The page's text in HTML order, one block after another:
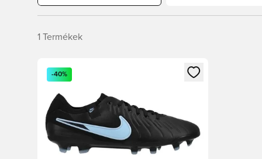
1 Termékek
Megnyit egy modált a bejelentkezéshez vagy a
-40%